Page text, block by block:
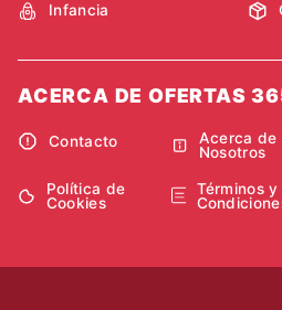
Infancia
ACERCA DE OFERTAS
Contacto
Acerca de
Nosotros
Política de
Cookies
Términos y